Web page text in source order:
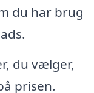
du har brug
du vælger,
prisen.